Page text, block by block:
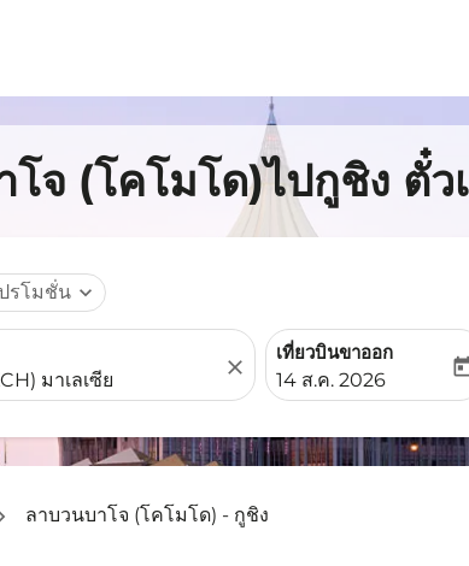
จ (โคโมโด)ไปกูชิง ตั๋
รโมชั่น expand_more
close
เที่ยวบินขาออก
fc-booking-
14 ส.ค. 2026
ลาบวนบาโจ (โคโมโด) - กูชิง